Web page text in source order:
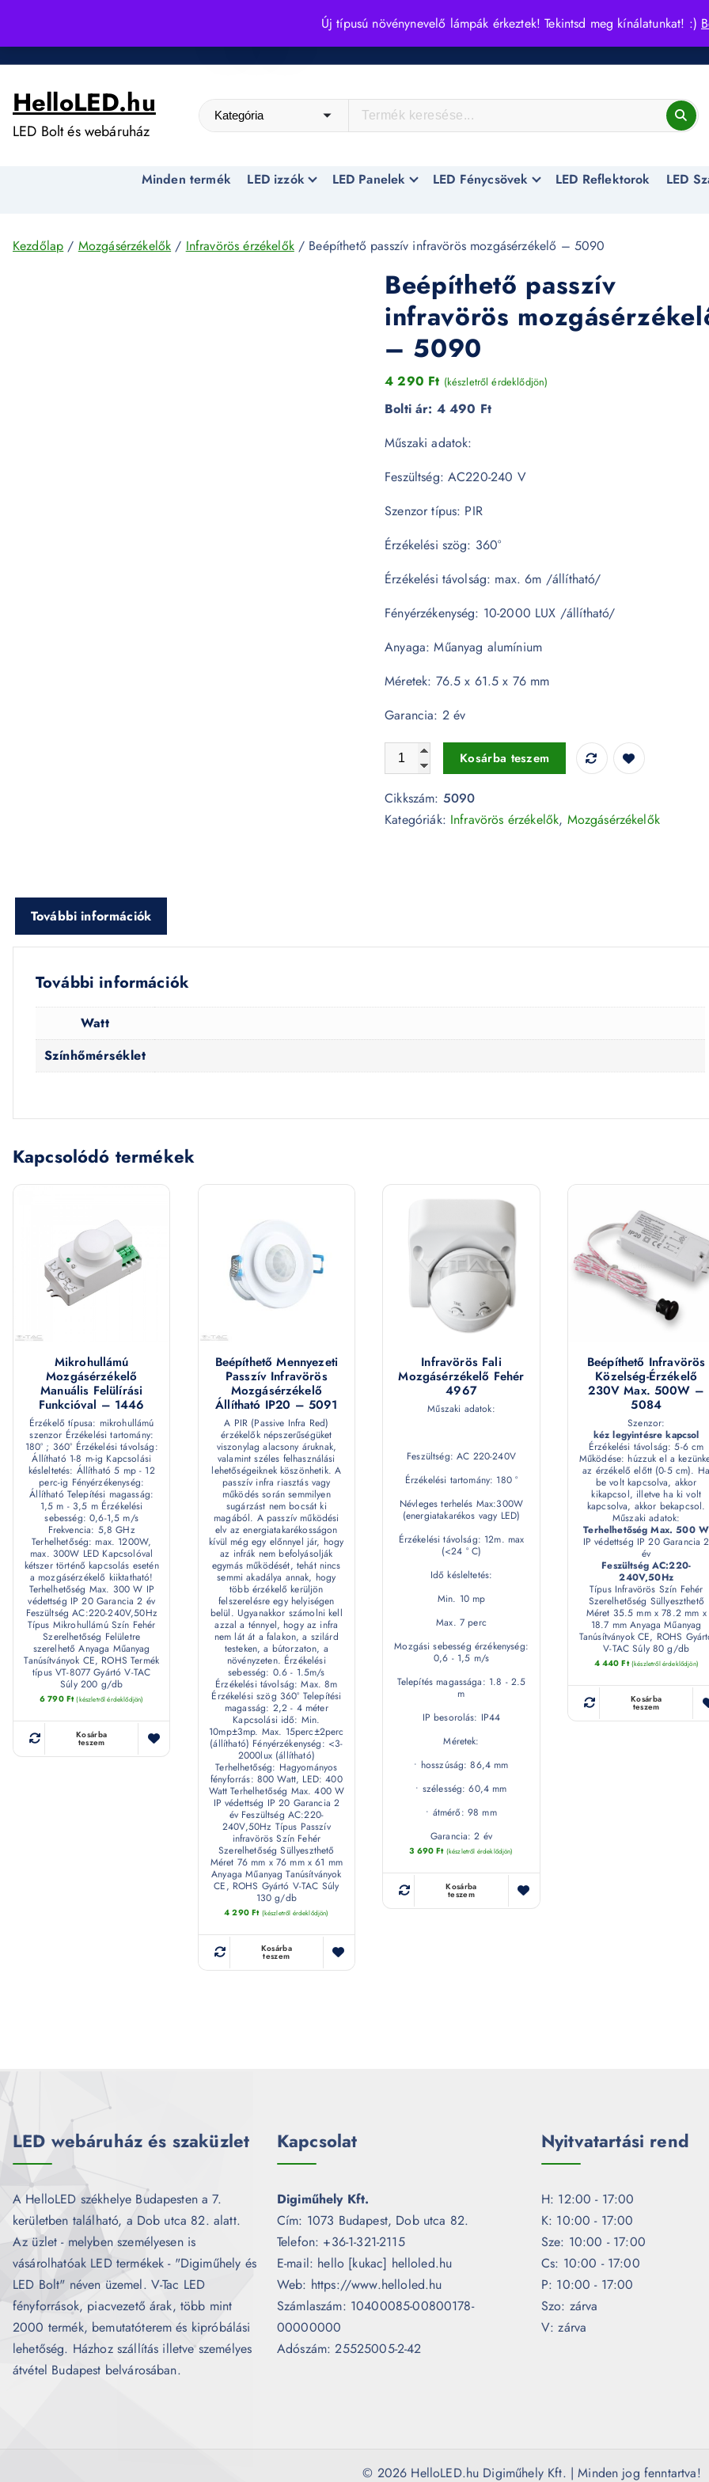
Új típusú növénynevelő lámpák érkeztek! Tekintsd meg kínálatunkat! :)
i
HelloLED.hu
LED Bolt és webáruház
Minden termék LED izzók LED Panelek LED Fénycsövek LED Reflektorok LED
Kezdőlap / Mozgásérzékelők / Infravörös érzékelők/ Beépíthető passzív infravörös mozgásérzékelő – 5090
Beépíthető passzív
infravörös
– 5090
4 290 Ft (készletről érdeklődjön)
Bolti ár: 4 490 Ft
Műszaki adatok:
Feszültség: AC220-240 V
Szenzor típus: PIR
Érzékelési szög: 360°
Érzékelési távolság: max. 6m /állítható/
Fényérzékenység: 10-2000 LUX /állítható/
Anyaga: Műanyag alumínium
Méretek: 76.5 x 61.5 x 76 mm
Garancia: 2 év
Beépíthető passzív infravörös mozgásérzékelő - 5090
Kosárba teszem
Cikkszám: 5090
Kategóriák: Infravörös érzékelők, Mozgásérzékelők
További információk
További információk
Watt
Színhőmérséklet
Kapcsolódó termékek
Mikrohullámú
Mozgásérzékelő
Manuális Felülírási
Funkcióval – 1446
Érzékelő típusa: mikrohullámú
szenzor Érzékelési tartomány:
180° ; 360° Érzékelési távolság:
Állítható 1-8 m-ig Kapcsolási
késleltetés: Állítható 5 mp - 12
perc-ig Fényérzékenység:
Állítható Telepítési magasság:
1,5 m - 3,5 m Érzékelési
sebesség: 0,6-1,5 m/s
Frekvencia: 5,8 GHz
Terhelhetőség: max. 1200W,
max. 300W LED Kapcsolóval
kétszer történő kapcsolás esetén
a mozgásérzékelő kiiktatható!
Terhelhetőség Max. 300 W IP
védettség IP 20 Garancia 2 év
Feszültség AC:220-240V,50Hz
Típus Mikrohullámú Szín Fehér
Szerelhetőség Felületre
szerelhető Anyaga Műanyag
Tanúsítványok CE, ROHS Termék
típus VT-8077 Gyártó V-TAC
Súly 200 g/db
6 790 Ft (készletről érdeklődjön)
Kosárba
teszem
Beépíthető Mennyezeti
Passzív Infravörös
Mozgásérzékelő
Állítható IP20 – 5091
A PIR (Passive Infra Red)
érzékelők népszerűségüket
viszonylag alacsony áruknak,
valamint széles felhasználási
lehetőségeiknek köszönhetik. A
passzív infra riasztás vagy
működés során semmilyen
sugárzást nem bocsát ki
magából. A passzív működési
elv az energiatakarékosságon
kívül még egy előnnyel jár, hogy
az infrák nem befolyásolják
egymás működését, tehát nincs
semmi akadálya annak, hogy
több érzékelő kerüljön
felszerelésre egy helyiségen
belül. Ugyanakkor számolni kell
azzal a ténnyel, hogy az infra
nem lát át a falakon, a szilárd
testeken, a bútorzaton, a
növényzeten. Érzékelési
sebesség: 0.6 - 1.5m/s
Érzékelési távolság: Max. 8m
Érzékelési szög 360° Telepítési
magasság: 2,2 - 4 méter
Kapcsolási idő: Min.
10mp±3mp. Max. 15perc±2perc
(állítható) Fényérzékenység: <3-
2000lux (állítható)
Terhelhetőség: Hagyományos
fényforrás: 800 Watt, LED: 400
Watt Terhelhetőség Max. 400 W
IP védettség IP 20 Garancia 2
év Feszültség AC:220-
240V,50Hz Típus Passzív
infravörös Szín Fehér
Szerelhetőség Süllyeszthető
Méret 76 mm x 76 mm x 61 mm
Anyaga Műanyag Tanúsítványok
CE, ROHS Gyártó V-TAC Súly
130 g/db
4 290Ft (készletről érdeklődjön)
Kosárba
teszem
Infravörös Fali
Mozgásérzékelő Fehér
4967
Műszaki adatok:
Feszültség: AC 220-240V
Érzékelési tartomány: 180 °
Névleges terhelés Max:300W
(energiatakarékos vagy LED)
Érzékelési távolság: 12m. max
(<24 ° C)
Idő késleltetés:
Min. 10 mp
Max. 7 perc
Mozgási sebesség érzékenység:
0,6 - 1,5 m/s
Telepítés magassága: 1.8 - 2.5
m
IP besorolás: IP44
Méretek:
• hosszúság: 86,4 mm
• szélesség: 60,4 mm
• átmérő: 98 mm
Garancia: 2 év
3 690Ft (készletről érdeklődjön)
Kosárba
teszem
Beépíthető Infravörös
Közelség-Érzékelő
230V Max. 500W –
5084
Szenzor:
kéz legyintésre kapcsol
Érzékelési távolság: 5-6 cm
Működése: húzzuk el a
az érzékelő előtt (0-5 cm). Ha
be volt kapcsolva, akkor
kikapcsol, illetve ha ki volt
kapcsolva, akkor bekapcsol.
Műszaki adatok:
Terhelhetőség Max. 500 W
IP védettség IP 20 Garancia 2
év
Feszültség AC:220-
240V,50Hz
Típus Infravörös Szín Fehér
Szerelhetőség Süllyeszthető
Méret 35.5 mm x 78.2 mm x
18.7 mm Anyaga Műanyag
Tanúsítványok CE, ROHS
V-TAC Súly 80 g/db
4 440Ft (készletről érdeklődjön)
Kosárba
teszem
LED webáruház és szaküzlet
A HelloLED székhelye Budapesten a 7.
kerületben található, a Dob utca 82. alatt.
Az üzlet - melyben személyesen is
vásárolhatóak LED termékek - "Digiműhely és
LED Bolt" néven üzemel. V-Tac LED
fényforrások, piacvezető árak, több mint
2000 termék, bemutatóterem és kipróbálási
lehetőség. Házhoz szállítás illetve személyes
átvétel Budapest belvárosában.
Kapcsolat
Digiműhely Kft.
Cím: 1073 Budapest, Dob utca 82.
Telefon: +36-1-321-2115
E-mail: hello [kukac] helloled.hu
Web: https://www.helloled.hu
Számlaszám: 10400085-00800178-
00000000
Adószám: 25525005-2-42
Nyitvatartási rend
H: 12:00 - 17:00
K: 10:00 - 17:00
Sze: 10:00 - 17:00
Cs: 10:00 - 17:00
P: 10:00 - 17:00
Szo: zárva
V: zárva
© 2026 HelloLED.hu Digiműhely Kft. | Minden jog fenntartva!